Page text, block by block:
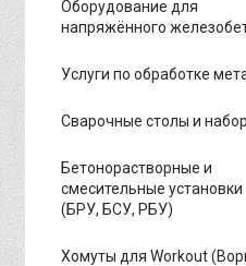
Оборудование для
напряжённого
Услуги по обработке
Сварочные столы и
Бетонорастворные и
смесительные установки
(БРУ, БСУ, РБУ)
Хомуты для Workout